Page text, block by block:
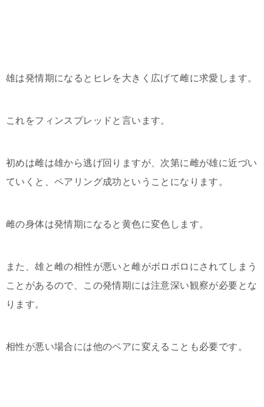
雄は発情期になるとヒレを大きく広げて雌に求愛します。
これをフィンスプレッドと言います。
初めは雌は雄から逃げ回りますが、次第に雌が雄に近づい
ていくと、ペアリング成功ということになります。
雌の身体は発情期になると黄色に変色します。
また、雄と雌の相性が悪いと雌がボロボロにされてしまう
ことがあるので、この発情期には注意深い観察が必要とな
ります。
相性が悪い場合には他のペアに変えることも必要です。